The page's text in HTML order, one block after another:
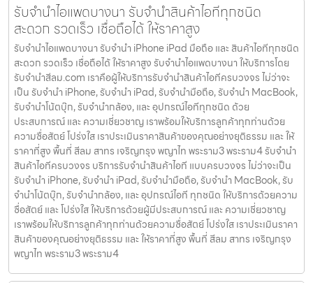
รับจำนำไอแพดบางนา รับจำนำสินค้าไอทีทุกชนิด
สะดวก รวดเร็ว เชื่อถือได้ ให้ราคาสูง
รับจำนำไอแพดบางนา รับจำนำ iPhone iPad มือถือ และ สินค้าไอทีทุกชนิด
สะดวก รวดเร็ว เชื่อถือได้ ให้ราคาสูง รับจำนำไอแพดบางนา ให้บริการโดย
รับจํานําสีลม.com เราคือผู้ให้บริการรับจำนำสินค้าไอทีครบวงจร ไม่ว่าจะ
เป็น รับจำนำ iPhone, รับจำนำ iPad, รับจำนำมือถือ, รับจำนำ MacBook,
รับจำนำโน้ตบุ๊ก, รับจำนำกล้อง, และ อุปกรณ์ไอทีทุกชนิด ด้วย
ประสบการณ์ และ ความเชี่ยวชาญ เราพร้อมให้บริการลูกค้าทุกท่านด้วย
ความซื่อสัตย์ โปร่งใส เราประเมินราคาสินค้าของคุณอย่างยุติธรรม และ ให้
ราคาที่สูง พื้นที่ สีลม สาทร เจริญกรุง พญาไท พระราม3 พระราม4 รับจำนำ
สินค้าไอทีครบวงจร บริการรับจำนำสินค้าไอที แบบครบวงจร ไม่ว่าจะเป็น
รับจำนำ iPhone, รับจำนำ iPad, รับจำนำมือถือ, รับจำนำ MacBook, รับ
จำนำโน้ตบุ๊ก, รับจำนำกล้อง, และ อุปกรณ์ไอที ทุกชนิด ให้บริการด้วยความ
ซื่อสัตย์ และ โปร่งใส ให้บริการด้วยผู้มีประสบการณ์ และ ความเชี่ยวชาญ
เราพร้อมให้บริการลูกค้าทุกท่านด้วยความซื่อสัตย์ โปร่งใส เราประเมินราคา
สินค้าของคุณอย่างยุติธรรม และ ให้ราคาที่สูง พื้นที่ สีลม สาทร เจริญกรุง
พญาไท พระราม3 พระราม4